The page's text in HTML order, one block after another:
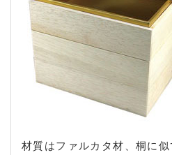
材質はファルカタ材、桐に